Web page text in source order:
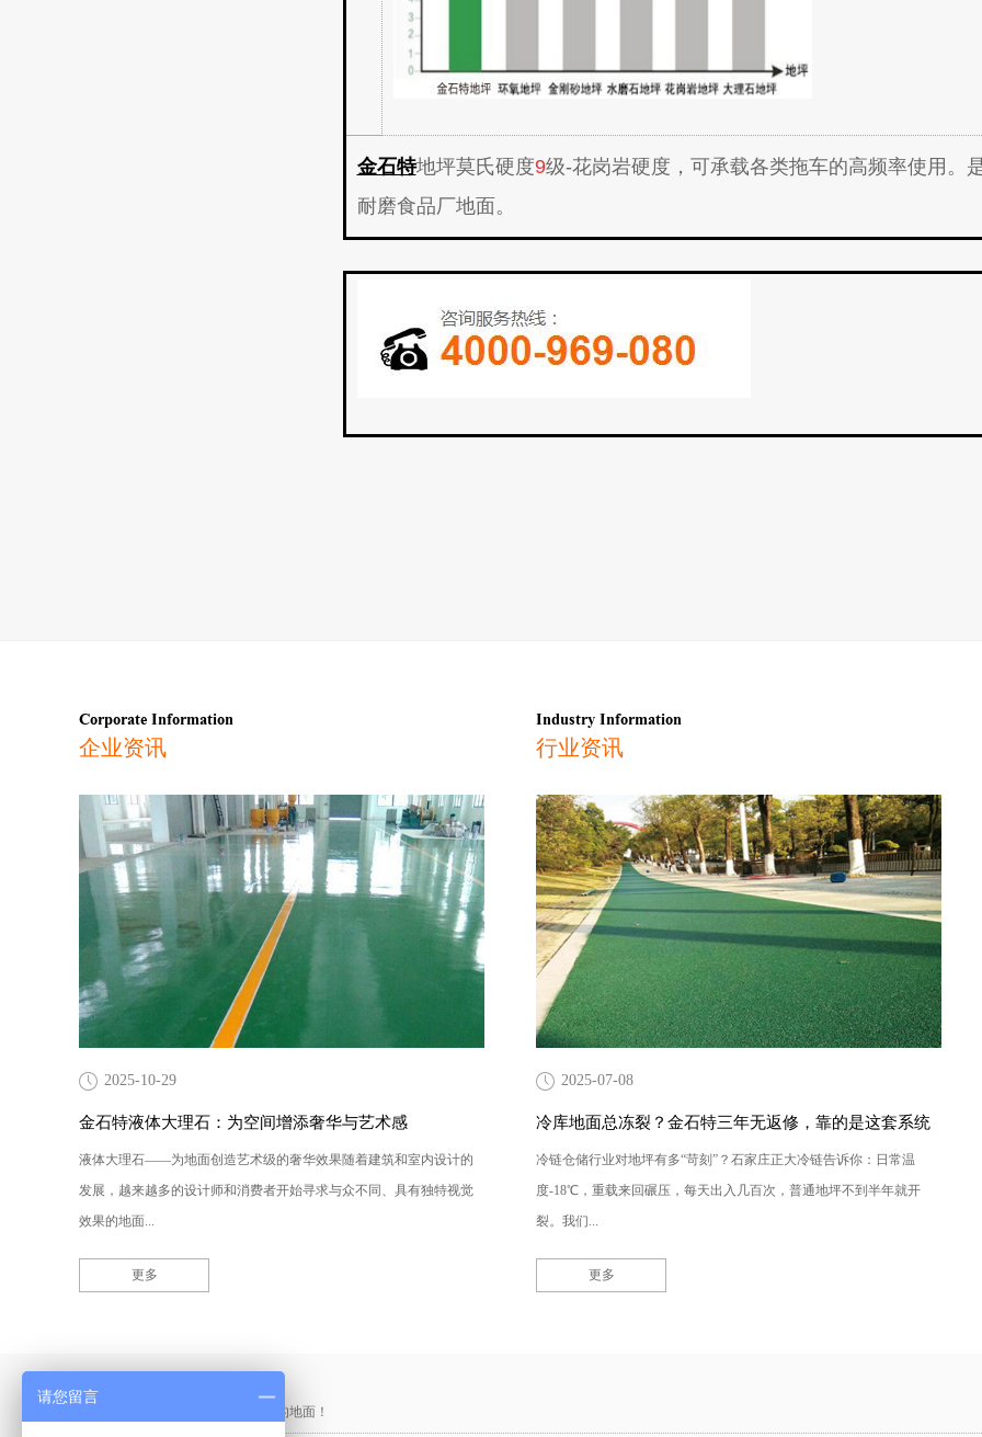
金石特地坪莫氏硬度9级-花岗岩硬度，可承载各类拖车的高频率使用。
耐磨食品厂地面。
Corporate Information
企业资讯
2025-10-29
金石特液体大理石：为空间增添奢华与艺术感
液体大理石——为地面创造艺术级的奢华效果随着建筑和室内设计的
发展，越来越多的设计师和消费者开始寻求与众不同、具有独特视觉
效果的地面...
更多
Industry Information
行业资讯
2025-07-08
冷库地面总冻裂？金石特三年无返修，靠的是这套系统
冷链仓储行业对地坪有多“苛刻”？石家庄正大冷链告诉你：日常温
度-18℃，重载来回碾压，每天出入几百次，普通地坪不到半年就开
裂。我们...
更多
产品采购直通车
做中国最硬的地坪，金石特钢化您的地面！
请您留言